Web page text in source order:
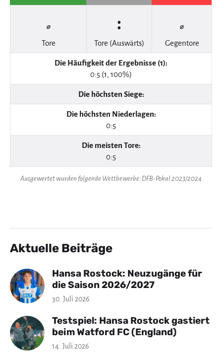
⌀
Tore
:
Tore (Auswärts)
⌀
Gegentore
Die Häufigkeit der Ergebnisse (1):
0:5 (1, 100%)
Die höchsten Siege:
Die höchsten Niederlagen:
0:5
Die meisten Tore:
0:5
Ausgewertet wurden folgende Wettbewerbe: DFB-Pokal 2023/2024
Aktuelle Beiträge
Hansa Rostock: Neuzugänge für
die Saison 2026/2027
30. Juli 2026
Testspiel: Hansa Rostock gastiert
beim Watford FC (England)
14. Juli 2026